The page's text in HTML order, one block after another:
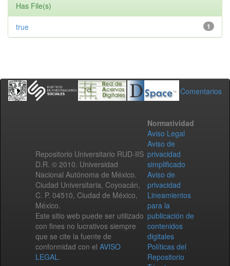
Has File(s)
1
true
Comentarios
Repositorio Universitario RUD-IIS
D.R. © 2010. Universidad
Nacional Autónoma de México.
Ciudad Universitaria, Coyoacán,
C. P. 04510, Ciudad de México,
México.
Este sitio web puede ser utilizado
con fines no lucrativos siempre
que se cite la fuente de
conformidad con el AVISO
LEGAL.
Normatividad
Aviso Legal
Aviso de
privacidad
simplificado
Aviso de
privacidad
Lineamientos
para la
publicación de
contenidos
digitales
Políticas del
Repositorio